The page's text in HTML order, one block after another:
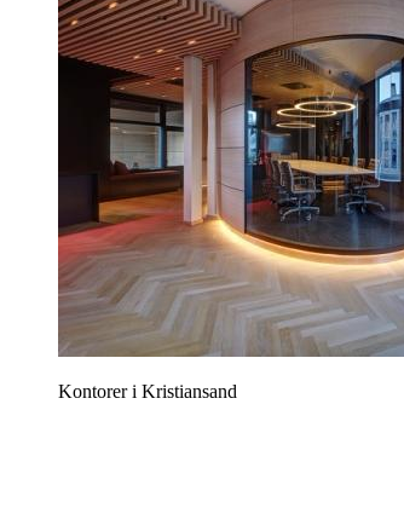
Kontorer i Kristiansand